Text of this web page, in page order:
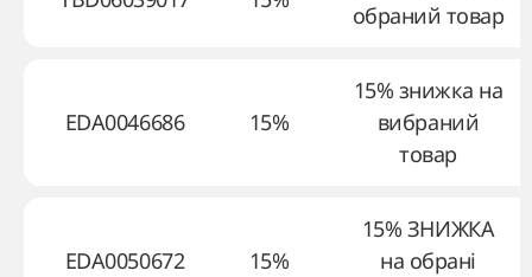
обраний товар
EDA0046686 15%
15% знижка на
вибраний
товар
EDA0050672 15%
15% ЗНИЖКА
на обрані